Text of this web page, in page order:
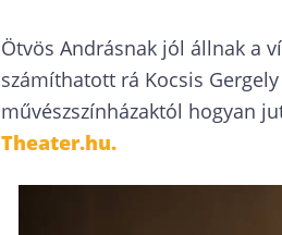
Ötvös Andrásnak jól állnak a
számíthatott rá Kocsis
művészszínházaktól hogyan
Theater.hu.